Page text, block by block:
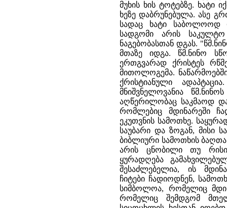
მუხის ხის ტოტებზე. ხატი
ხეზე დაბრუნებულა. ასე
სადაც ხატი საბოლოოდ
სადგომი არის
ნაგებობასთან დგას.
მთაზე იდგა. წმ.ნინო
ერთგვარად ქრისტეს
მითოლოგემა.
ქრისტიანული
მნიშვნელოვანია
აღწერილობაც საკმაოდ
რომლებიც მდინარეში
ეკუთვნის სამოთხე.
საუბარი და ზოგან, მისი
ბიბლიური სამოთხის
არის ცნობილი თუ
ყურადღება
შესაძლებელია, ის
ჩიტები ჩადიოდნენ,
სიმბოლოა, რომელიც
რომელიც შემდგომ